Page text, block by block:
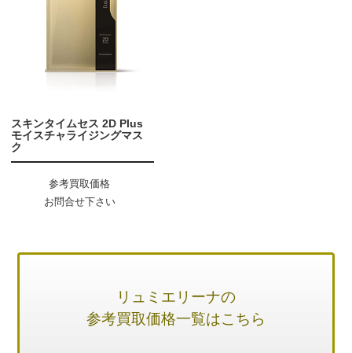
スキンタイムセス 2D Plus
モイスチャライジングマス
ク
参考買取価格
お問合せ下さい
リュミエリーナの
参考買取価格一覧はこちら